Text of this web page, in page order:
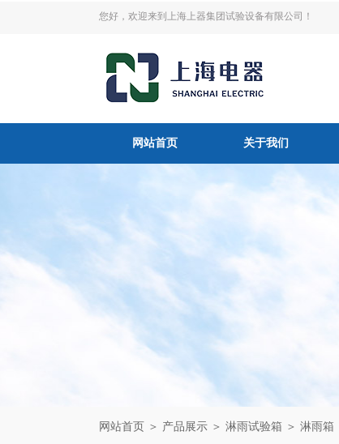
您好，欢迎来到上海上器集团试验设备有限公司！
网站首页 关于我们
网站首页 ＞ 产品展示 ＞ 淋雨试验箱 ＞ 淋雨箱